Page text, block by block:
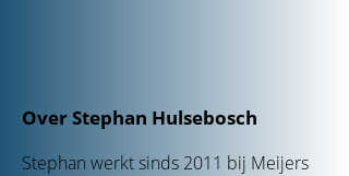
Over Stephan Hulsebosch
Stephan werkt sinds 2011 bij Meijers